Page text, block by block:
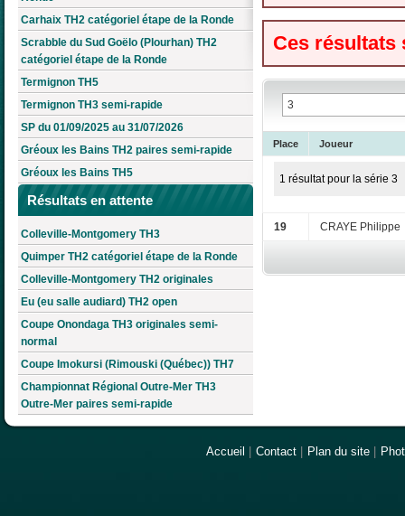
Carhaix TH2 catégoriel étape de la Ronde
Scrabble du Sud Goëlo (Plourhan) TH2
catégoriel étape de la Ronde
Termignon TH5
Termignon TH3 semi-rapide
SP du 01/09/2025 au 31/07/2026
Gréoux les Bains TH2 paires semi-rapide
Gréoux les Bains TH5
Résultats en attente
Colleville-Montgomery TH3
Quimper TH2 catégoriel étape de la Ronde
Colleville-Montgomery TH2 originales
Eu (eu salle audiard) TH2 open
Coupe Onondaga TH3 originales semi-
normal
Coupe Imokursi (Rimouski (Québec)) TH7
Championnat Régional Outre-Mer TH3
Outre-Mer paires semi-rapide
Ces résultats
Place Joueur
1 résultat pour la série 3
19 CRAYE Philippe
Accueil Contact Plan du site